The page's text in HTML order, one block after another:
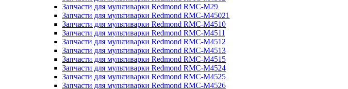
Запчасти для мультиварки Redmond RMC-M29
Запчасти для мультиварки Redmond RMC-M45021
Запчасти для мультиварки Redmond RMC-M4510
Запчасти для мультиварки Redmond RMC-M4511
Запчасти для мультиварки Redmond RMC-M4512
Запчасти для мультиварки Redmond RMC-M4513
Запчасти для мультиварки Redmond RMC-M4515
Запчасти для мультиварки Redmond RMC-M4524
Запчасти для мультиварки Redmond RMC-M4525
Запчасти для мультиварки Redmond RMC-M4526